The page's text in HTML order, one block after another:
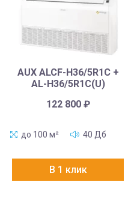
AUX ALCF-H36/5R1C +
AL-H36/5R1C(U)
122 800 ₽
до 100 м² 40 Дб
В 1 клик